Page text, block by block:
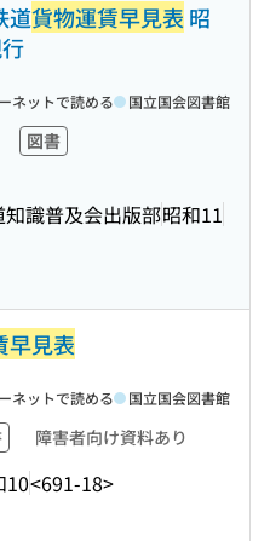
道貨物運賃早見表 昭
図書
知識普及会出版部昭和11
ネットで読める 国立国会図書館
早見表
障害者向け資料あり
10<691-18>
ネットで読める 国立国会図書館